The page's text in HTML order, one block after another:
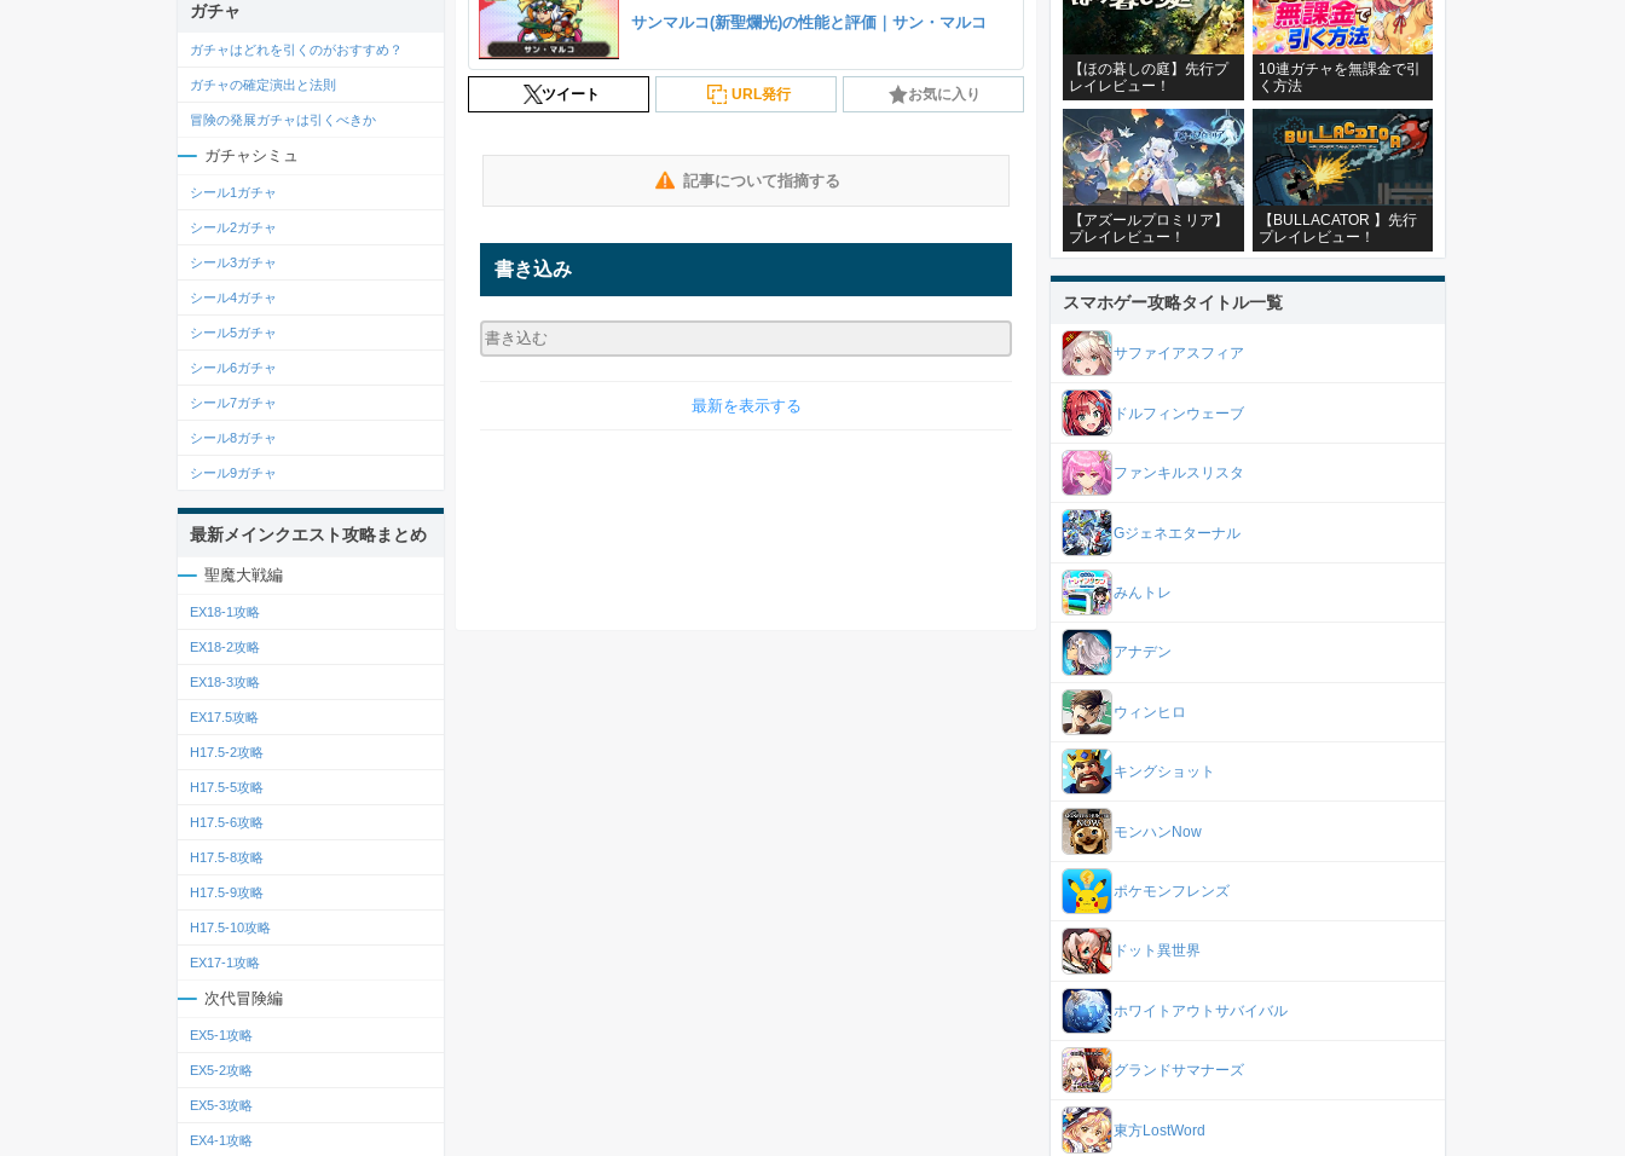
サンマルコ(新聖爛光)の性能と評価｜サン・マルコ
ツイート URL発行 お気に入り
記事について指摘する
書き込み
最新を表示する
ガチャ
ガチャはどれを引くのがおすすめ？
ガチャの確定演出と法則
冒険の発展ガチャは引くべきか
ガチャシミュ
シール1ガチャ
シール2ガチャ
シール3ガチャ
シール4ガチャ
シール5ガチャ
シール6ガチャ
シール7ガチャ
シール8ガチャ
シール9ガチャ
最新メインクエスト攻略まとめ
聖魔大戦編
EX18-1攻略
EX18-2攻略
EX18-3攻略
EX17.5攻略
H17.5-2攻略
H17.5-5攻略
H17.5-6攻略
H17.5-8攻略
H17.5-9攻略
H17.5-10攻略
EX17-1攻略
次代冒険編
EX5-1攻略
EX5-2攻略
EX5-3攻略
EX4-1攻略
【ほの暮しの庭】先行プ
レイレビュー！
10連ガチャを無課金で引
く方法
【アズールプロミリア】
プレイレビュー！
【BULLACATOR 】先行
プレイレビュー！
スマホゲー攻略タイトル一覧
サファイアスフィア
ドルフィンウェーブ
ファンキルスリスタ
Gジェネエターナル
みんトレ
アナデン
ウィンヒロ
キングショット
モンハンNow
ポケモンフレンズ
ドット異世界
ホワイトアウトサバイバル
グランドサマナーズ
東方LostWord